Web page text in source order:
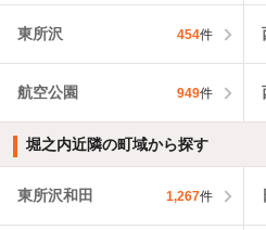
東所沢 454件
航空公園 949件
堀之内近隣の町域から探す
東所沢和田 1,267件